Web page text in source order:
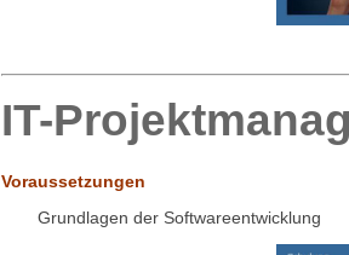
IT-
Voraussetzungen
Grundlagen der Softwareentwicklung